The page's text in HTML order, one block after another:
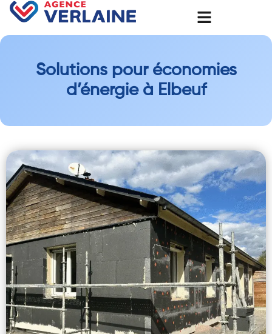
Solutions pour économies
d’énergie à Elbeuf